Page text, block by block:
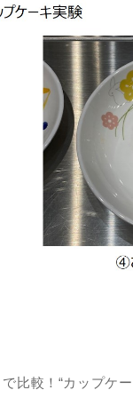
比較！“カップケー